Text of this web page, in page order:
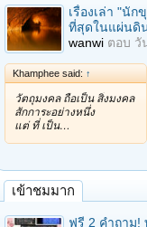
เรื่องเล่า "นัก
ที่สุดในแผ่นดิ
wanwi ตอบ วั
Khamphee said: ↑
วัตถุมงคล ถือเป็น สิ่งมงคล
สักการะอย่างหนึ่ง
แต่ ที่ เป็น…
เข้าชมมาก
ฟรี 2 คำถาม!